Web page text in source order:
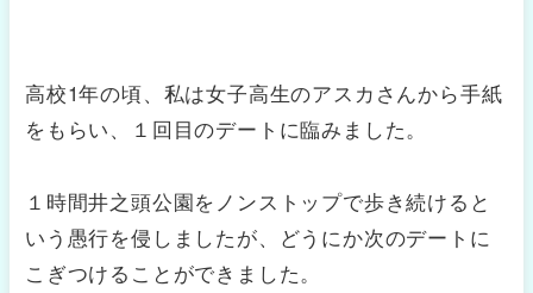
高校1年の頃、私は女子高生のアスカさんから手紙
をもらい、１回目のデートに臨みました。
１時間井之頭公園をノンストップで歩き続けると
いう愚行を侵しましたが、どうにか次のデートに
こぎつけることができました。